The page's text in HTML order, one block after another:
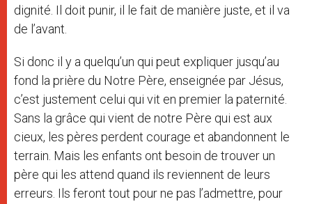
dignité. Il doit punir, il le fait de manière juste, et il va
de l’avant.
Si donc il y a quelqu’un qui peut expliquer jusqu’au
fond la prière du Notre Père, enseignée par Jésus,
c’est justement celui qui vit en premier la paternité.
Sans la grâce qui vient de notre Père qui est aux
cieux, les pères perdent courage et abandonnent le
terrain. Mais les enfants ont besoin de trouver un
père qui les attend quand ils reviennent de leurs
erreurs. Ils feront tout pour ne pas l’admettre, pour